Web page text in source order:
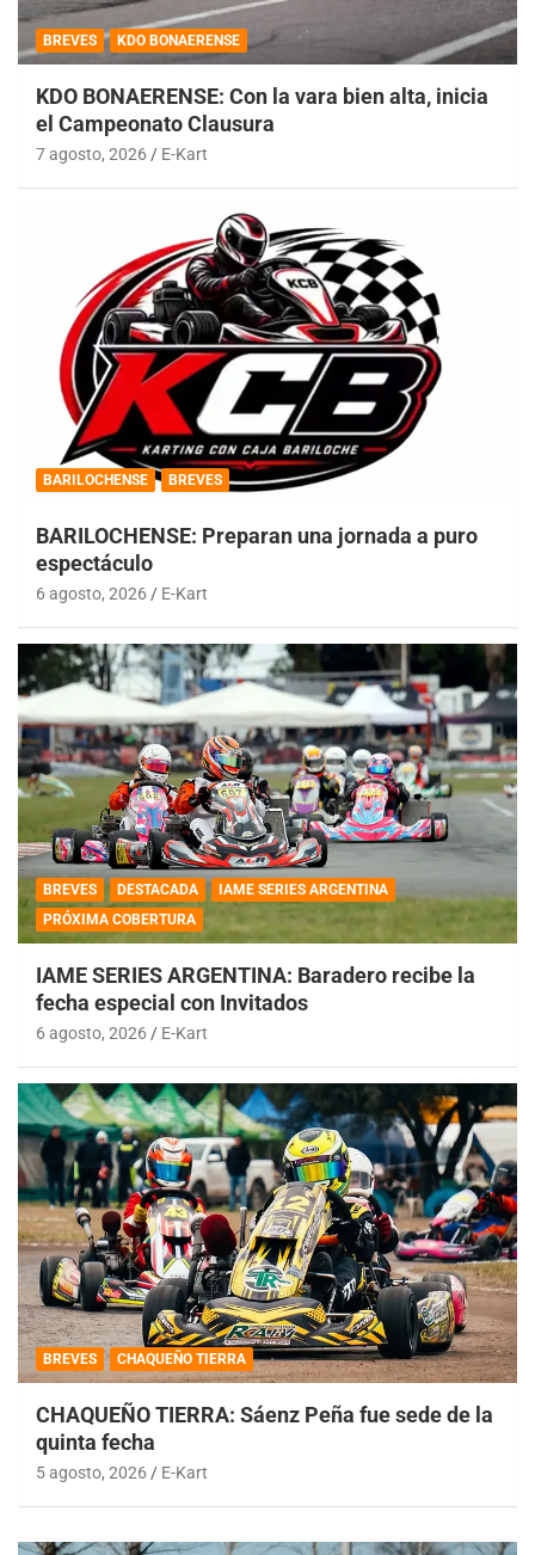
BREVES KDO BONAERENSE
KDO BONAERENSE: Con la vara bien alta, inicia
el Campeonato Clausura
7 agosto, 2026 E-Kart
BARILOCHENSE BREVES
BARILOCHENSE: Preparan una jornada a puro
espectáculo
6 agosto, 2026 E-Kart
BREVES DESTACADA
IAME SERIES ARGENTINA
PRÓXIMA COBERTURA
IAME SERIES ARGENTINA: Baradero recibe la
fecha especial con Invitados
6 agosto, 2026 E-Kart
BREVES CHAQUEÑO TIERRA
CHAQUEÑO TIERRA: Sáenz Peña fue sede de la
quinta fecha
5 agosto, 2026 E-Kart